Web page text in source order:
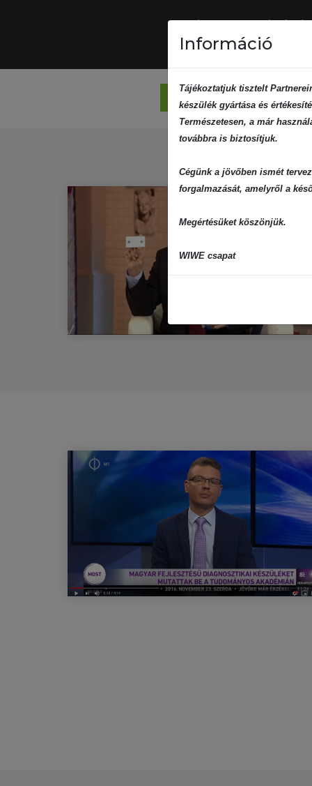
Összes média
Információ
Tájékoztatjuk tisztelt
készülék gyártása és
Természetesen, a már
továbbra is biztosítjuk.
Cégünk a jövőben ismét
forgalmazását, amelyről a
Megértésüket köszönjük.
WIWE csapat